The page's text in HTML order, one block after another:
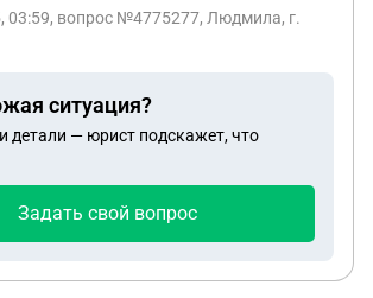
На момент обращения
дефект был очевиден и
право возврата только
качества** (ст. 25
отменяет** право на возврат
товар** по ст. 18 ЗоЗПП.
кодекса РФ**, так как я не
03:59, вопрос №4775277, Людмила, г.
ситуация?
детали — юрист подскажет, что
Задать свой вопрос